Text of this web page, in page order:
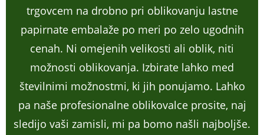
trgovcem na drobno pri oblikovanju lastne
papirnate embalaže po meri po zelo ugodnih
cenah. Ni omejenih velikosti ali oblik, niti
možnosti oblikovanja. Izbirate lahko med
številnimi možnostmi, ki jih ponujamo. Lahko
pa naše profesionalne oblikovalce prosite, naj
sledijo vaši zamisli, mi pa bomo našli najboljše.